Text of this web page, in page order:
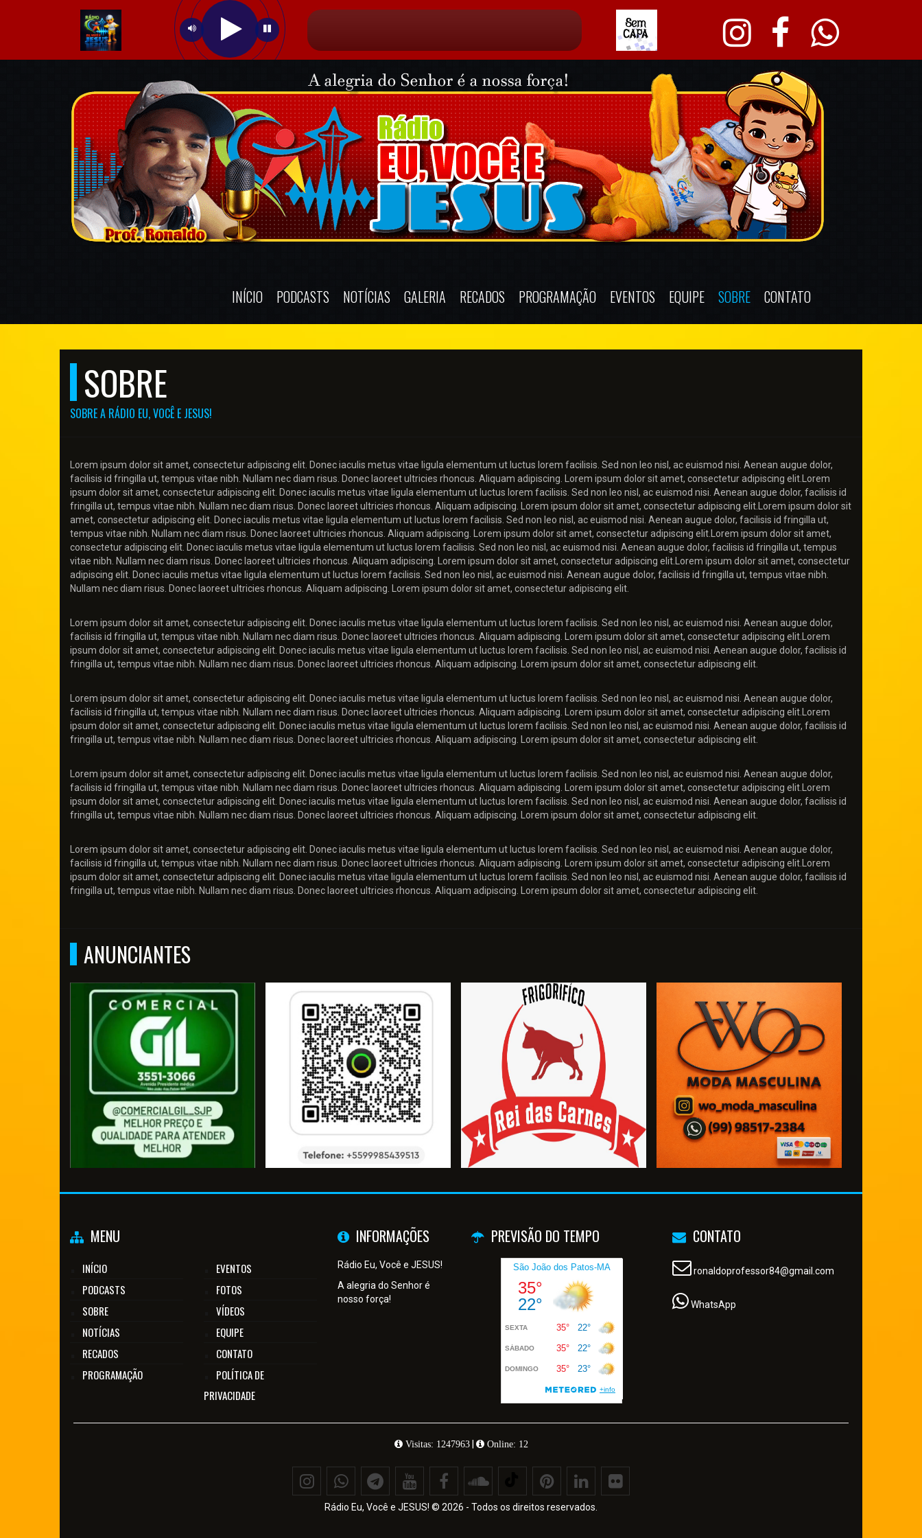
INÍCIO PODCASTS NOTÍCIAS GALERIA RECADOS PROGRAMAÇÃO EVENTOS EQUIPE SOBRE CONTATO
SOBRE
SOBRE A RÁDIO EU, VOCÊ E JESUS!
Lorem ipsum dolor sit amet, consectetur adipiscing elit. Donec iaculis metus vitae ligula elementum ut luctus lorem facilisis. Sed non leo nisl, ac euismod nisi. Aenean augue dolor,
facilisis id fringilla ut, tempus vitae nibh. Nullam nec diam risus. Donec laoreet ultricies rhoncus. Aliquam adipiscing. Lorem ipsum dolor sit amet, consectetur adipiscing elit.Lorem
ipsum dolor sit amet, consectetur adipiscing elit. Donec iaculis metus vitae ligula elementum ut luctus lorem facilisis. Sed non leo nisl, ac euismod nisi. Aenean augue dolor, facilisis id
fringilla ut, tempus vitae nibh. Nullam nec diam risus. Donec laoreet ultricies rhoncus. Aliquam adipiscing. Lorem ipsum dolor sit amet, consectetur adipiscing elit.Lorem ipsum dolor sit
amet, consectetur adipiscing elit. Donec iaculis metus vitae ligula elementum ut luctus lorem facilisis. Sed non leo nisl, ac euismod nisi. Aenean augue dolor, facilisis id fringilla ut,
tempus vitae nibh. Nullam nec diam risus. Donec laoreet ultricies rhoncus. Aliquam adipiscing. Lorem ipsum dolor sit amet, consectetur adipiscing elit.Lorem ipsum dolor sit amet,
consectetur adipiscing elit. Donec iaculis metus vitae ligula elementum ut luctus lorem facilisis. Sed non leo nisl, ac euismod nisi. Aenean augue dolor, facilisis id fringilla ut, tempus
vitae nibh. Nullam nec diam risus. Donec laoreet ultricies rhoncus. Aliquam adipiscing. Lorem ipsum dolor sit amet, consectetur adipiscing elit.Lorem ipsum dolor sit amet, consectetur
adipiscing elit. Donec iaculis metus vitae ligula elementum ut luctus lorem facilisis. Sed non leo nisl, ac euismod nisi. Aenean augue dolor, facilisis id fringilla ut, tempus vitae nibh.
Nullam nec diam risus. Donec laoreet ultricies rhoncus. Aliquam adipiscing. Lorem ipsum dolor sit amet, consectetur adipiscing elit.
Lorem ipsum dolor sit amet, consectetur adipiscing elit. Donec iaculis metus vitae ligula elementum ut luctus lorem facilisis. Sed non leo nisl, ac euismod nisi. Aenean augue dolor,
facilisis id fringilla ut, tempus vitae nibh. Nullam nec diam risus. Donec laoreet ultricies rhoncus. Aliquam adipiscing. Lorem ipsum dolor sit amet, consectetur adipiscing elit.Lorem
ipsum dolor sit amet, consectetur adipiscing elit. Donec iaculis metus vitae ligula elementum ut luctus lorem facilisis. Sed non leo nisl, ac euismod nisi. Aenean augue dolor, facilisis id
fringilla ut, tempus vitae nibh. Nullam nec diam risus. Donec laoreet ultricies rhoncus. Aliquam adipiscing. Lorem ipsum dolor sit amet, consectetur adipiscing elit.
Lorem ipsum dolor sit amet, consectetur adipiscing elit. Donec iaculis metus vitae ligula elementum ut luctus lorem facilisis. Sed non leo nisl, ac euismod nisi. Aenean augue dolor,
facilisis id fringilla ut, tempus vitae nibh. Nullam nec diam risus. Donec laoreet ultricies rhoncus. Aliquam adipiscing. Lorem ipsum dolor sit amet, consectetur adipiscing elit.Lorem
ipsum dolor sit amet, consectetur adipiscing elit. Donec iaculis metus vitae ligula elementum ut luctus lorem facilisis. Sed non leo nisl, ac euismod nisi. Aenean augue dolor, facilisis id
fringilla ut, tempus vitae nibh. Nullam nec diam risus. Donec laoreet ultricies rhoncus. Aliquam adipiscing. Lorem ipsum dolor sit amet, consectetur adipiscing elit.
Lorem ipsum dolor sit amet, consectetur adipiscing elit. Donec iaculis metus vitae ligula elementum ut luctus lorem facilisis. Sed non leo nisl, ac euismod nisi. Aenean augue dolor,
facilisis id fringilla ut, tempus vitae nibh. Nullam nec diam risus. Donec laoreet ultricies rhoncus. Aliquam adipiscing. Lorem ipsum dolor sit amet, consectetur adipiscing elit.Lorem
ipsum dolor sit amet, consectetur adipiscing elit. Donec iaculis metus vitae ligula elementum ut luctus lorem facilisis. Sed non leo nisl, ac euismod nisi. Aenean augue dolor, facilisis id
fringilla ut, tempus vitae nibh. Nullam nec diam risus. Donec laoreet ultricies rhoncus. Aliquam adipiscing. Lorem ipsum dolor sit amet, consectetur adipiscing elit.
Lorem ipsum dolor sit amet, consectetur adipiscing elit. Donec iaculis metus vitae ligula elementum ut luctus lorem facilisis. Sed non leo nisl, ac euismod nisi. Aenean augue dolor,
facilisis id fringilla ut, tempus vitae nibh. Nullam nec diam risus. Donec laoreet ultricies rhoncus. Aliquam adipiscing. Lorem ipsum dolor sit amet, consectetur adipiscing elit.Lorem
ipsum dolor sit amet, consectetur adipiscing elit. Donec iaculis metus vitae ligula elementum ut luctus lorem facilisis. Sed non leo nisl, ac euismod nisi. Aenean augue dolor, facilisis id
fringilla ut, tempus vitae nibh. Nullam nec diam risus. Donec laoreet ultricies rhoncus. Aliquam adipiscing. Lorem ipsum dolor sit amet, consectetur adipiscing elit.
ANUNCIANTES
MENU
INÍCIO
PODCASTS
SOBRE
NOTÍCIAS
RECADOS
PROGRAMAÇÃO
EVENTOS
FOTOS
VÍDEOS
EQUIPE
CONTATO
POLÍTICA DE
PRIVACIDADE
INFORMAÇÕES
Rádio Eu, Você e JESUS!
A alegria do Senhor é
nosso força!
PREVISÃO DO TEMPO CONTATO
ronaldoprofessor84@gmail.com
WhatsApp
Visitas: 1247963| Online: 12
Rádio Eu, Você e JESUS! © 2026 - Todos os direitos reservados.